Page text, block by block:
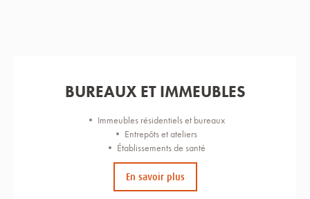
BUREAUX ET IMMEUBLES
• Immeubles résidentiels et bureaux
• Entrepôts et ateliers
• Établissements de santé
En savoir plus